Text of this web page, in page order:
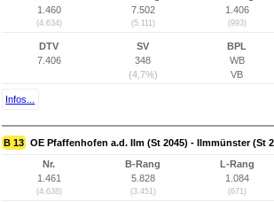
1.460
(4.634)
7.502
(5.111)
1.406
(993)
DTV
7.406
SV
348
(4,7%)
BPL
WB
VB
Infos...
B 13 OE Pfaffenhofen a.d. Ilm (St 2045) - Ilmmünster (St
Nr.
1.461
(4.638)
B-Rang
5.828
(3.451)
L-Rang
1.084
(671)